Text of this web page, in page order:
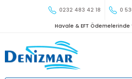
0232 483 42 18 0
Havale & EFT Ödemelerinde